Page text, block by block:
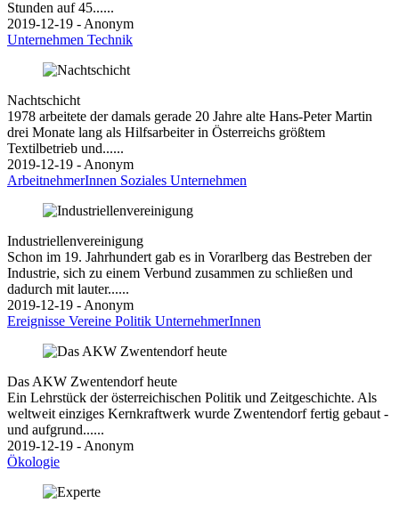
Stunden auf 45......
2019-12-19 - Anonym
Unternehmen Technik
Nachtschicht
1978 arbeitete der damals gerade 20 Jahre alte Hans-Peter Martin
drei Monate lang als Hilfsarbeiter in Österreichs größtem
Textilbetrieb und......
2019-12-19 - Anonym
ArbeitnehmerInnen Soziales Unternehmen
Industriellenvereinigung
Schon im 19. Jahrhundert gab es in Vorarlberg das Bestreben der
Industrie, sich zu einem Verbund zusammen zu schließen und
dadurch mit lauter......
2019-12-19 - Anonym
Ereignisse Vereine Politik UnternehmerInnen
Das AKW Zwentendorf heute
Ein Lehrstück der österreichischen Politik und Zeitgeschichte. Als
weltweit einziges Kernkraftwerk wurde Zwentendorf fertig gebaut -
und aufgrund......
2019-12-19 - Anonym
Ökologie